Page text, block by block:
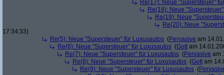
Re(17): Neue "Supersteuer"
Re(18): Neue
Re(19): Neue
Re(20): Neue
17:34:33)
Re(5): Neue "Supersteuer" für Luxusautos (Pervasive am
Re(6): Neue "Supersteuer" für Luxusautos (Gott am
Re(7): Neue "Supersteuer" für Luxusautos (Pervasive am
Re(8): Neue "Supersteuer" für Luxusautos (Gott am
Re(9): Neue "Supersteuer" für Luxusautos (